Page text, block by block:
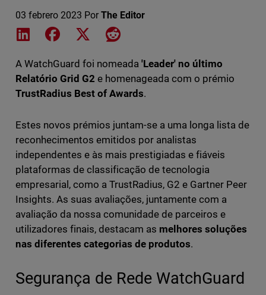
03 febrero 2023 Por The Editor
Share on LinkedIn
Share on Facebook
Share on XShare on Reddit
A WatchGuard foi nomeada 'Leader' no último
Relatório Grid G2 e homenageada com o prémio
TrustRadius Best of Awards.
Estes novos prémios juntam-se a uma longa lista de
reconhecimentos emitidos por analistas
independentes e às mais prestigiadas e fiáveis
plataformas de classificação de tecnologia
empresarial, como a TrustRadius, G2 e Gartner Peer
Insights. As suas avaliações, juntamente com a
avaliação da nossa comunidade de parceiros e
utilizadores finais, destacam as melhores soluções
nas diferentes categorias de produtos.
Segurança de Rede WatchGuard